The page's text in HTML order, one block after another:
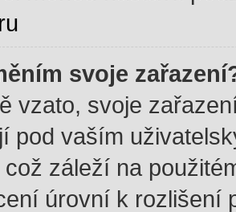
svoje
vzato, svoje
pod vaším
což záleží na
úrovní k rozlišení